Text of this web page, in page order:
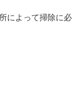
によって掃除に必